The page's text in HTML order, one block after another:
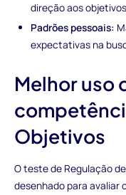
direção aos
Padrões pessoais:
expectativas na
Melhor uso
Objetivos
O teste de Regulação
desenhado para avaliar